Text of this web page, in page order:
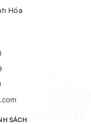
Hóa
SÁCH